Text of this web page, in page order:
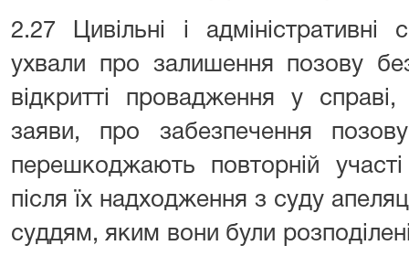
2.27 Цивільні і
ухвали про залишення позову
відкритті провадження у
заяви, про забезпечення
перешкоджають повторній
після їх надходження з суду
суддям, яким вони були